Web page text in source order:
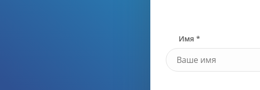
Имя *